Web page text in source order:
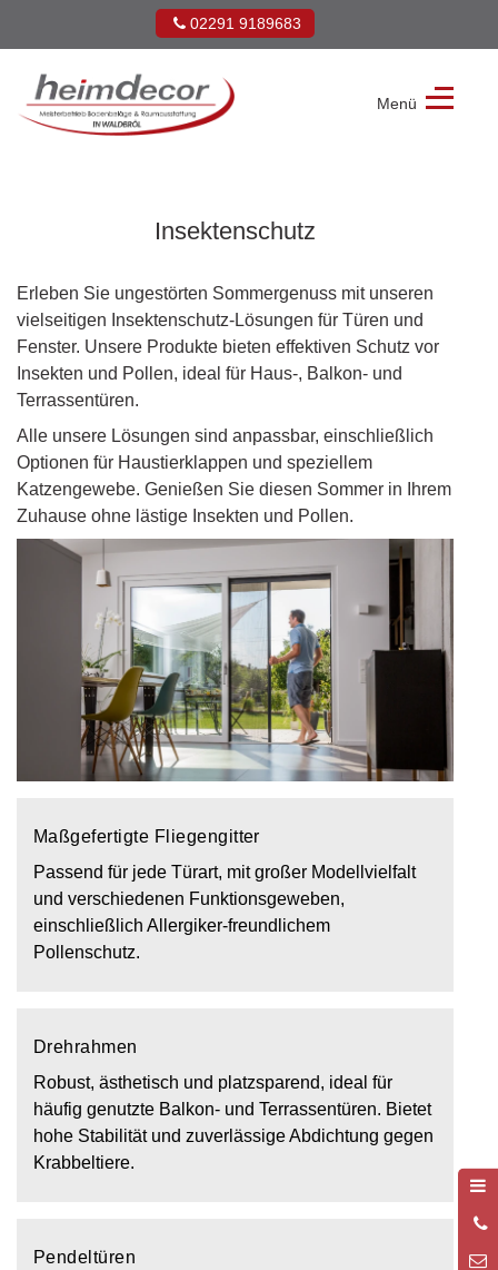
02291 9189683
Menü
Insektenschutz
Erleben Sie ungestörten Sommergenuss mit unseren
vielseitigen Insektenschutz-Lösungen für Türen und
Fenster. Unsere Produkte bieten effektiven Schutz vor
Insekten und Pollen, ideal für Haus-, Balkon- und
Terrassentüren.
Alle unsere Lösungen sind anpassbar, einschließlich
Optionen für Haustierklappen und speziellem
Katzengewebe. Genießen Sie diesen Sommer in Ihrem
Zuhause ohne lästige Insekten und Pollen.
Maßgefertigte Fliegengitter
Passend für jede Türart, mit großer Modellvielfalt
und verschiedenen Funktionsgeweben,
einschließlich Allergiker-freundlichem
Pollenschutz.
Drehrahmen
Robust, ästhetisch und platzsparend, ideal für
häufig genutzte Balkon- und Terrassentüren. Bietet
hohe Stabilität und zuverlässige Abdichtung gegen
Krabbeltiere.
Pendeltüren